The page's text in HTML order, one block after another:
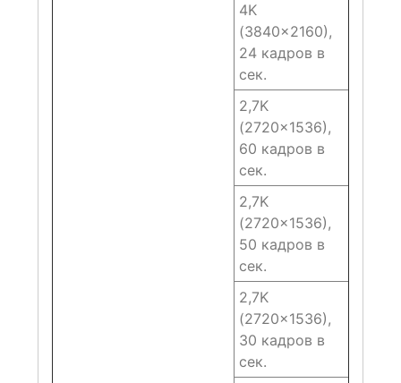
4K
(3840×2160),
24 кадров в
сек.
2,7K
(2720×1536),
60 кадров в
сек.
2,7K
(2720×1536),
50 кадров в
сек.
2,7K
(2720×1536),
30 кадров в
сек.